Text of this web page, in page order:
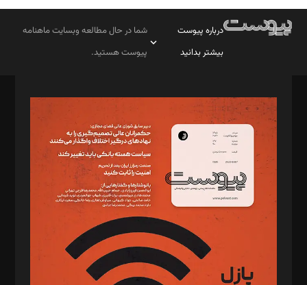
درباره پیوست
بیشتر بدانید
شما در حال مطالعه وبسایت ماهنامه
پیوست هستید.
مدیر مسئول: محمدباقر اثنی‌عشری
سردبیر: مهرک محمودی
دبیر تحریریه: میثم قاسمی
د‌بیر ناداستان: سمانه سمیع
د‌بیر خدمت و تجارت: ابوالفضل رجبی
د‌بیر حقوق فناوری: حسام‌الدین ایپکچی
د‌بیر پیوست جهان: مینا پاکدل
د‌بیر تحریریه آنلاین: بابک نقاش
تحریریه‌: مجتبی محمود‌ی، آرش برهمند، یسنا امان‌پور، سروش کرمیان،
مصطفی مسجدی آرانی، ابوالفضل رجبی، زهرا فکرانه، فائزه فتحی